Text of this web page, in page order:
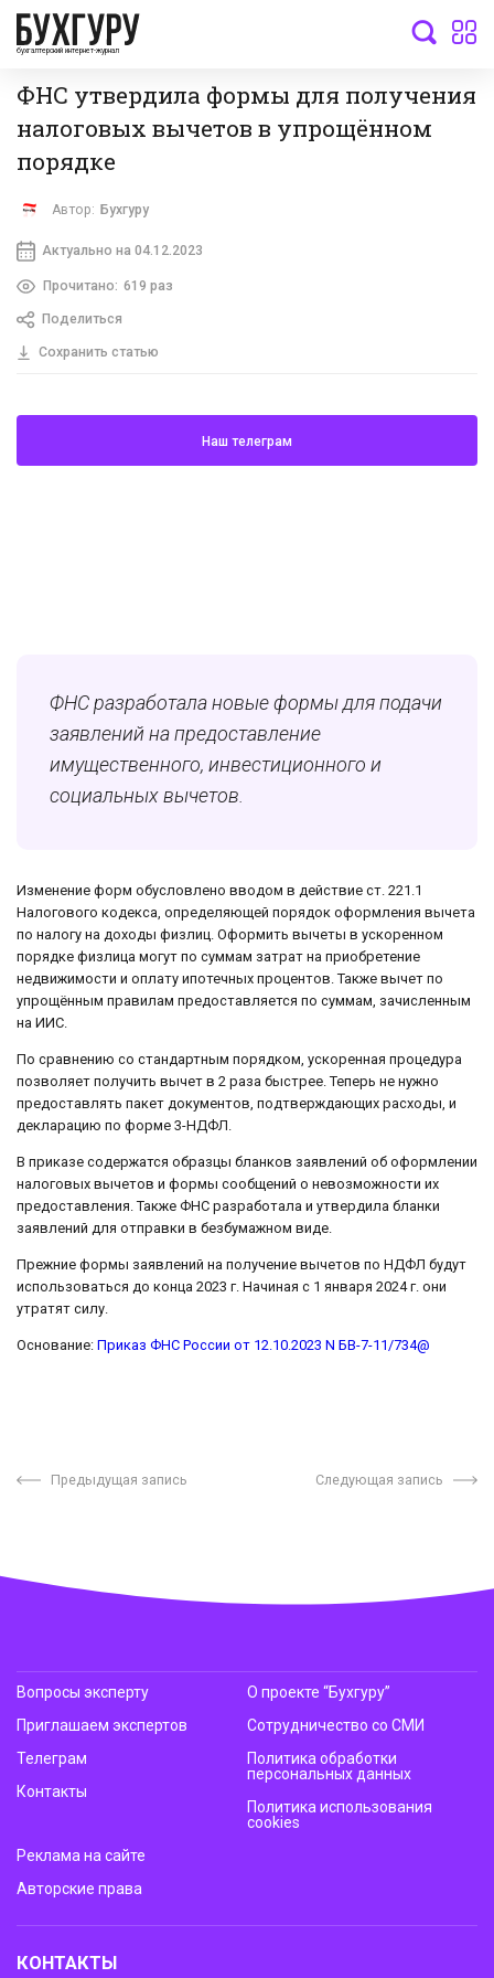
бухгалтерский интернет-журнал
ФНС утвердила формы для получения
налоговых вычетов в упрощённом
порядке
Автор: Бухгуру
Актуально на 04.12.2023
Прочитано: 619 раз
Поделиться
Сохранить статью
Наш телеграм
ФНС разработала новые формы для подачи
заявлений на предоставление
имущественного, инвестиционного и
социальных вычетов.
Изменение форм обусловлено вводом в действие ст. 221.1
Налогового кодекса, определяющей порядок оформления вычета
по налогу на доходы физлиц. Оформить вычеты в ускоренном
порядке физлица могут по суммам затрат на приобретение
недвижимости и оплату ипотечных процентов. Также вычет по
упрощённым правилам предоставляется по суммам, зачисленным
на ИИС.
По сравнению со стандартным порядком, ускоренная процедура
позволяет получить вычет в 2 раза быстрее. Теперь не нужно
предоставлять пакет документов, подтверждающих расходы, и
декларацию по форме 3-НДФЛ.
В приказе содержатся образцы бланков заявлений об оформлении
налоговых вычетов и формы сообщений о невозможности их
предоставления. Также ФНС разработала и утвердила бланки
заявлений для отправки в безбумажном виде.
Прежние формы заявлений на получение вычетов по НДФЛ будут
использоваться до конца 2023 г. Начиная с 1 января 2024 г. они
утратят силу.
Основание: Приказ ФНС России от 12.10.2023 N БВ-7-11/734@
Предыдущая запись Следующая запись
Вопросы эксперту
Приглашаем экспертов
Телеграм
Контакты
О проекте “Бухгуру”
Сотрудничество со СМИ
Политика обработки
персональных данных
Политика использования
cookies
Реклама на сайте
Авторские права
КОНТАКТЫ